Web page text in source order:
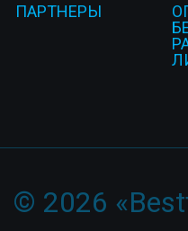
ПАРТНЕРЫ
© 2026